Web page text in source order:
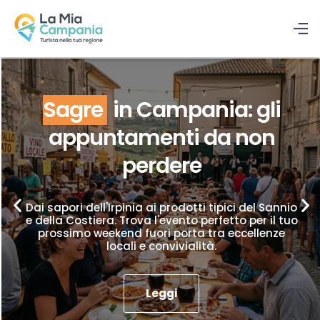
Sagre in Campania: gli
appuntamenti da non
perdere
Dai sapori dell'Irpinia ai prodotti tipici del Sannio
e della Costiera. Trova l'evento perfetto per il tuo
prossimo weekend fuori porta tra eccellenze
locali e convivialità.
Leggi